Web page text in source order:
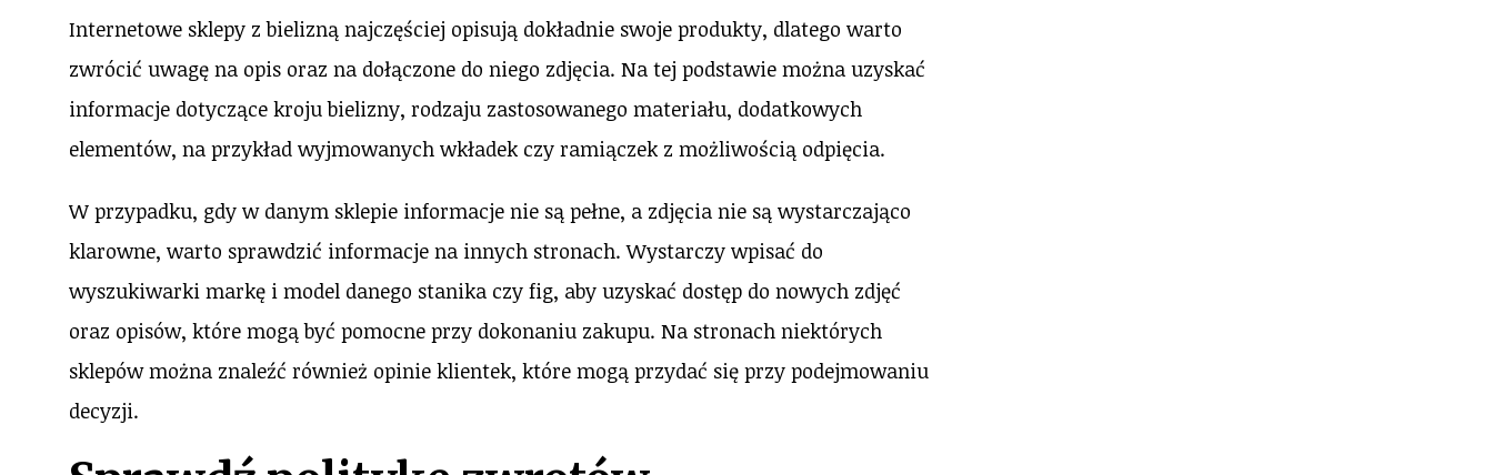
Internetowe sklepy z bielizną najczęściej opisują dokładnie swoje produkty, dlatego warto
zwrócić uwagę na opis oraz na dołączone do niego zdjęcia. Na tej podstawie można uzyskać
informacje dotyczące kroju bielizny, rodzaju zastosowanego materiału, dodatkowych
elementów, na przykład wyjmowanych wkładek czy ramiączek z możliwością odpięcia.
W przypadku, gdy w danym sklepie informacje nie są pełne, a zdjęcia nie są wystarczająco
klarowne, warto sprawdzić informacje na innych stronach. Wystarczy wpisać do
wyszukiwarki markę i model danego stanika czy fig, aby uzyskać dostęp do nowych zdjęć
oraz opisów, które mogą być pomocne przy dokonaniu zakupu. Na stronach niektórych
sklepów można znaleźć również opinie klientek, które mogą przydać się przy podejmowaniu
decyzji.